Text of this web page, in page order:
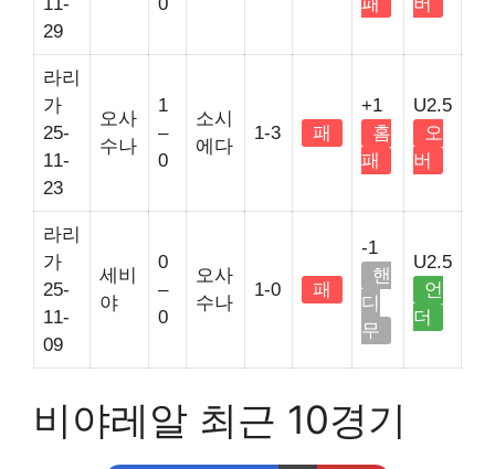
29
라리
가
25-
11-
23
오사
수나
1
–
0
소시
에다
1-3 패
+1
홈
패
U2.5
오
버
라리
가
25-
11-
09
세비
야
0
–
0
오사
수나
1-0 패
-1
핸
디
무
U2.5
언
더
비야레알 최근 10경기